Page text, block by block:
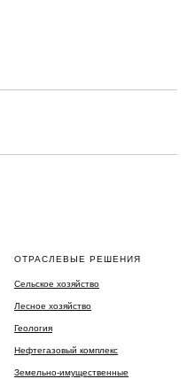
ОТРАСЛЕВЫЕ РЕШЕНИЯ
Сельское хозяйство
Лесное хозяйство
Геология
Нефтегазовый комплекс
Земельно-имущественные